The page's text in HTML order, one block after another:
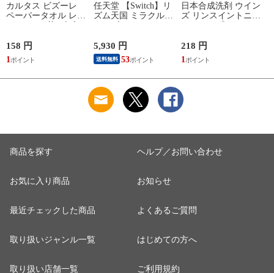
カルタス ビズーレ
ペーパータオル レギ
【返品種別A】
158 円
1
任天堂 【Switch】リ
ズム天国 ミラクルス
テンゴク ミラクルス
タ-ズ 【返品種別B】
5,930 円
送料無料 53
日本合成洗剤 ウイン
ズ リンスイントニッ
シヤンプ-カエ 【返
品種別A】
218 円
1
商品を探す
お気に入り商品
最近チェックした商品
取り扱いジャンル一覧
取り扱い店舗一覧
ヘルプ／お問い合わせ
お知らせ
よくあるご質問
はじめての方へ
ご利用規約